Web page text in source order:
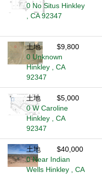
0 No Situs Hinkley
, CA 92347
土地
$9,800
0 Unknown
Hinkley , CA
92347
土地
$5,000
0 W Caroline
Hinkley , CA
92347
土地
$40,000
0 Near Indian
Wells Hinkley , CA